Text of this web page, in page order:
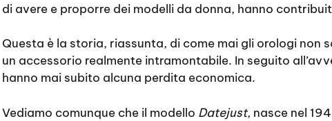
di avere e proporre dei modelli da donna, hanno
Questa è la storia, riassunta, di come mai gli orologi non
un accessorio realmente intramontabile. In seguito
hanno mai subito alcuna perdita economica.
Vediamo comunque che il modello Datejust, nasce nel